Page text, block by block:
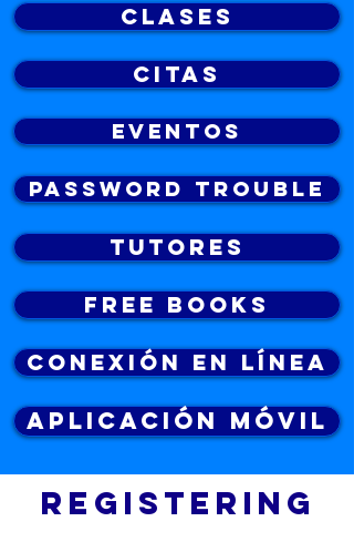
Clases
Citas
Eventos
Password Trouble
Tutores
FREE Books
Conexión en línea
Aplicación móvil
Registering